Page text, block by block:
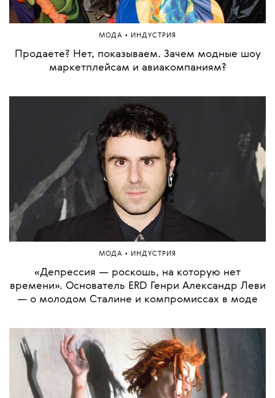
МОДА • ИНДУСТРИЯ
Продаете? Нет, показываем. Зачем модные шоу
маркетплейсам и авиакомпаниям?
МОДА • ИНДУСТРИЯ
«Депрессия — роскошь, на которую нет
времени». Основатель ERD Генри Александр Леви
— о молодом Сталине и компромиссах в моде